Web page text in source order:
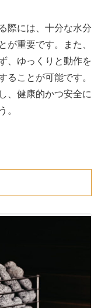
際には、十分な水分
が重要です。また、
、ゆっくりと動作を
ることが可能です。
、健康的かつ安全に
。